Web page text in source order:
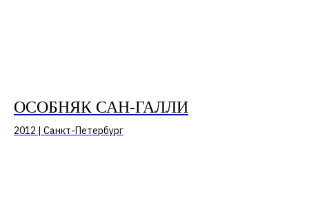
ОСОБНЯК САН-ГАЛЛИ
2012 | Санкт-Петербург